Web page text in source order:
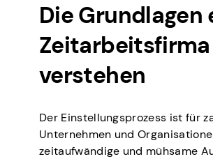
Die Grundlagen
Zeitarbeitsfirma
verstehen
Der Einstellungsprozess ist für
Unternehmen und
zeitaufwändige und mühsame